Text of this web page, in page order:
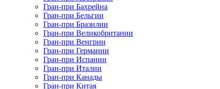
Гран-при Бахрейна
Гран-при Бельгии
Гран-при Бразилии
Гран-при Великобритании
Гран-при Венгрии
Гран-при Германии
Гран-при Испании
Гран-при Италии
Гран-при Канады
Гран-при Китая